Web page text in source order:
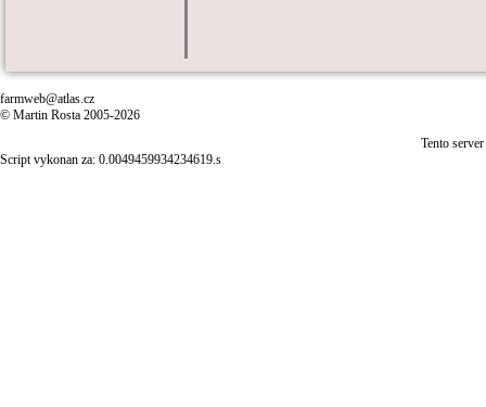
farmweb@atlas.cz
© Martin Rosta 2005-2026
Tento
Script vykonan za: 0.0049459934234619.s